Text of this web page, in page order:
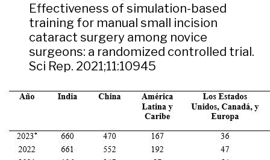
Effectiveness of simulation-based
training for manual small incision
cataract surgery among novice
surgeons: a randomized controlled trial.
Sci Rep. 2021;11:10945